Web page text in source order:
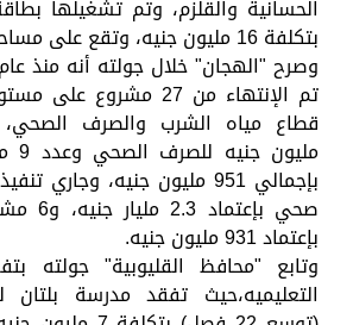
بتكلفة 16 مليون جنيه، وتقع على مساحة ٣٠٠متر.
تم الإنتهاء من 27
صحي
بإعتماد 931 مليون جنيه.
وتابع "محافظ القليوبية" جولته
التعليميه،حيث تفقد مدرسة بلتان